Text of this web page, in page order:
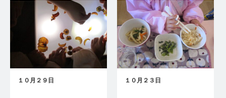
１０月２９日 １０月２３日